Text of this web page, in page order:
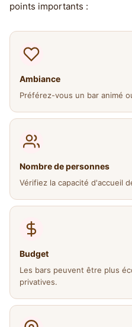
points importants :
Ambiance
Préférez-vous un bar animé
Nombre de personnes
Vérifiez la capacité d'accueil
Budget
Les bars peuvent être plus
privatives.